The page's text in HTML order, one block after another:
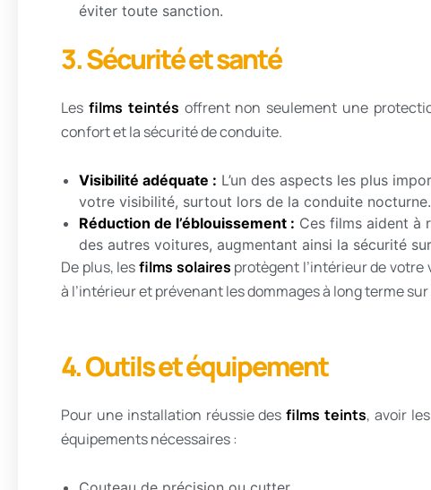
éviter toute sanction.
3. Sécurité et santé
Les films teintés offrent non seulement une
confort et la sécurité de conduite.
Visibilité adéquate : L’un des aspects les plus
votre visibilité, surtout lors de la conduite nocturne.
Réduction de l’éblouissement : Ces films aident à
des autres voitures, augmentant ainsi la sécurité
De plus, lesfilms solaires protègent l’intérieur de
à l’intérieur et prévenant les dommages à long terme
4. Outils et équipement
Pour une installation réussie desfilms teints, avoir
équipements nécessaires :